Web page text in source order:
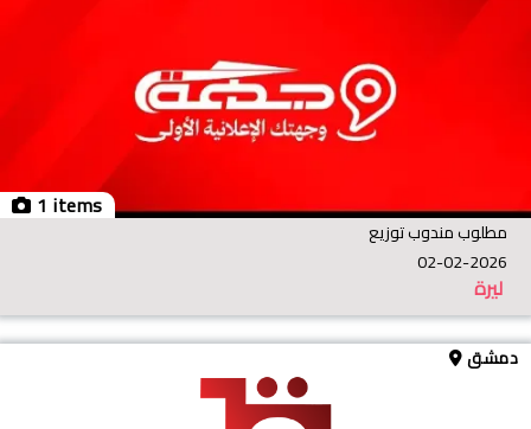
1 items
مطلوب مندوب توزيع
02-02-2026
ليرة
دمشق